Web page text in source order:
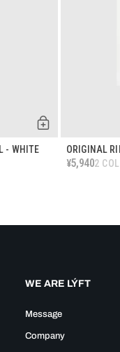
- WHITE ORIGINAL
¥5,9402
WE ARE LÝFT
Message
Company